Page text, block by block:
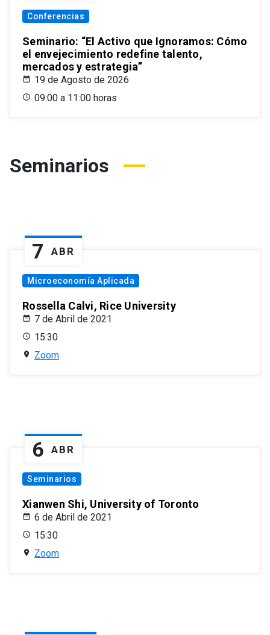
Conferencias
Seminario: “El Activo que Ignoramos: Cómo
el envejecimiento redefine talento,
mercados y estrategia”
19 de Agosto de 2026
09:00 a 11:00 horas
Seminarios
7 ABR
Microeconomía Aplicada
Rossella Calvi, Rice University
7 de Abril de 2021
15:30
Zoom
6 ABR
Seminarios
Xianwen Shi, University of Toronto
6 de Abril de 2021
15:30
Zoom